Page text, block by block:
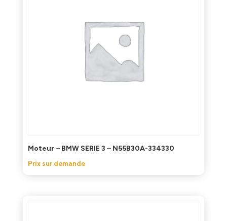
Moteur – BMW SERIE 3 – N55B30A-334330
Prix sur demande